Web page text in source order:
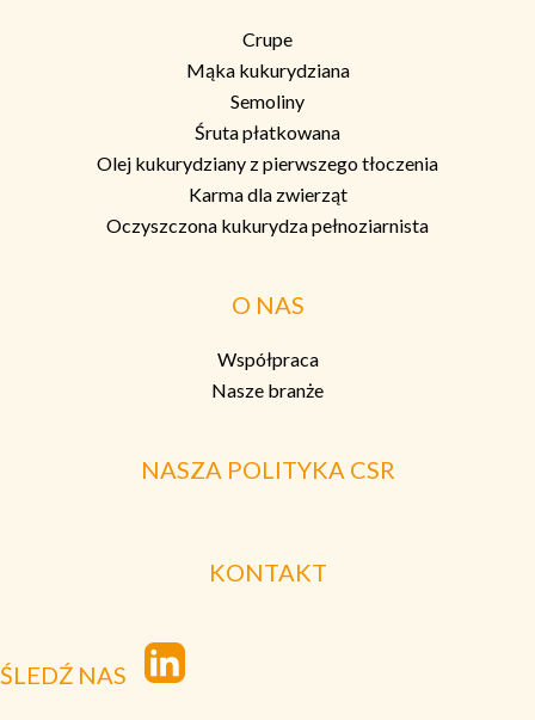
Crupe
Mąka kukurydziana
Semoliny
Śruta płatkowana
Olej kukurydziany z pierwszego tłoczenia
Karma dla zwierząt
Oczyszczona kukurydza pełnoziarnista
O NAS
Współpraca
Nasze branże
NASZA POLITYKA CSR
KONTAKT
ŚLEDŹ NAS